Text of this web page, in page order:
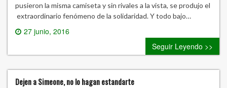
pusieron la misma camiseta y sin rivales a la vista, se produjo el
extraordinario fenómeno de la solidaridad. Y todo bajo…
27 junio, 2016
0 comment
Seguir Leyendo >>
Dejen a Simeone, no lo hagan estandarte